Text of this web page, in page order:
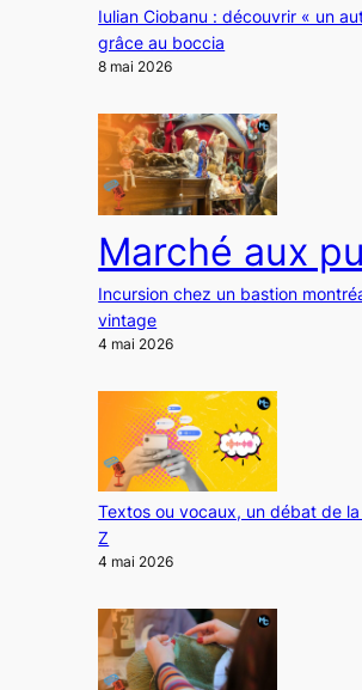
Iulian Ciobanu : découvrir « un
grâce au boccia
8 mai 2026
Marché aux
Incursion chez un bastion
vintage
4 mai 2026
Textos ou vocaux, un débat de
Z
4 mai 2026